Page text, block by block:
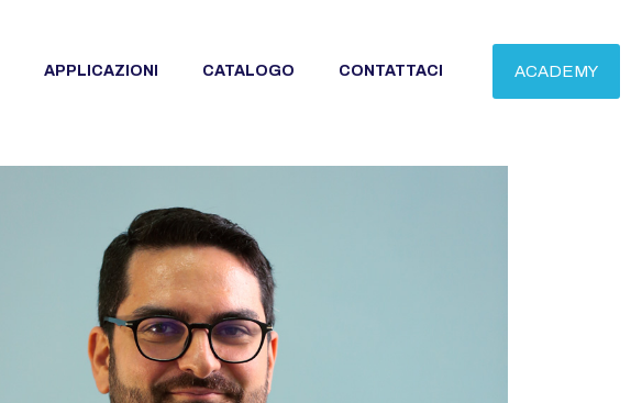
APPLICAZIONI CATALOGO CONTATTACI ACADEMY